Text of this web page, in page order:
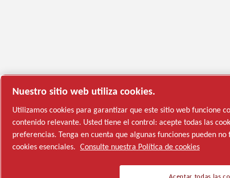
Nuestro sitio web utiliza cookies.
Utilizamos cookies para garantizar que este sitio web funcione
contenido relevante. Usted tiene el control: acepte todas las
preferencias. Tenga en cuenta que algunas funciones pueden
cookies esenciales. Consulte nuestra Política de cookies